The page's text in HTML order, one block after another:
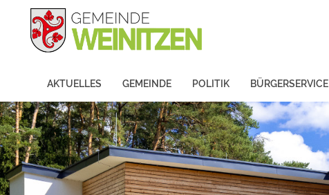
AKTUELLES GEMEINDE POLITIK BÜRGERSERVICE